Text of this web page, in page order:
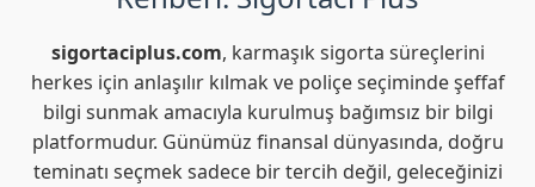
sigortaciplus.com, karmaşık sigorta süreçlerini
herkes için anlaşılır kılmak ve poliçe seçiminde şeffaf
bilgi sunmak amacıyla kurulmuş bağımsız bir bilgi
platformudur. Günümüz finansal dünyasında, doğru
teminatı seçmek sadece bir tercih değil, geleceğinizi